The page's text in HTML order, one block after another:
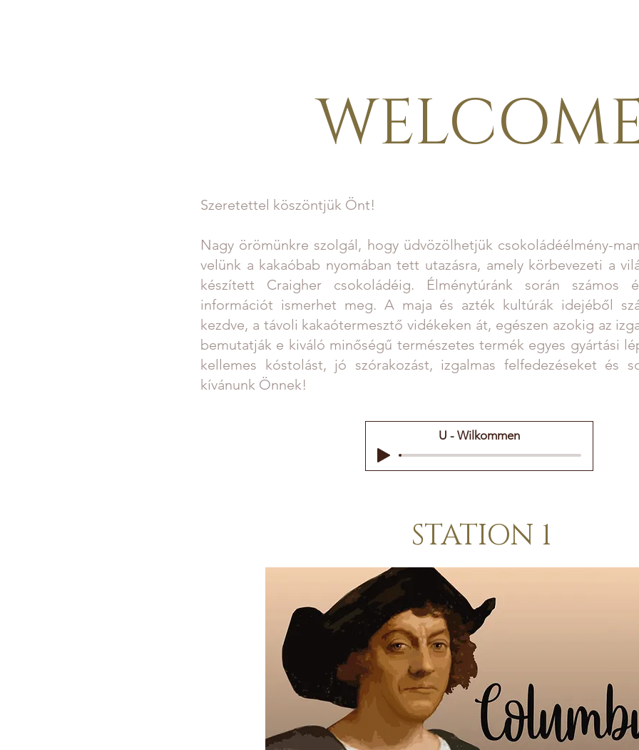
Szeretettel köszöntjük Önt!
Nagy örömünkre szolgál, hogy üdvözölhetjük csokoládéélmény-
velünk a kakaóbab nyomában tett utazásra, amely körbevezeti a
készített Craigher csokoládéig. Élménytúránk során számos
információt ismerhet meg. A maja és azték kultúrák idejéből
kezdve, a távoli kakaótermesztő vidékeken át, egészen azokig az
bemutatják e kiváló minőségű természetes termék egyes gyártási
kellemes kóstolást, jó szórakozást, izgalmas felfedezéseket és
kívánunk Önnek!
U - Wilkommen
STATION 1